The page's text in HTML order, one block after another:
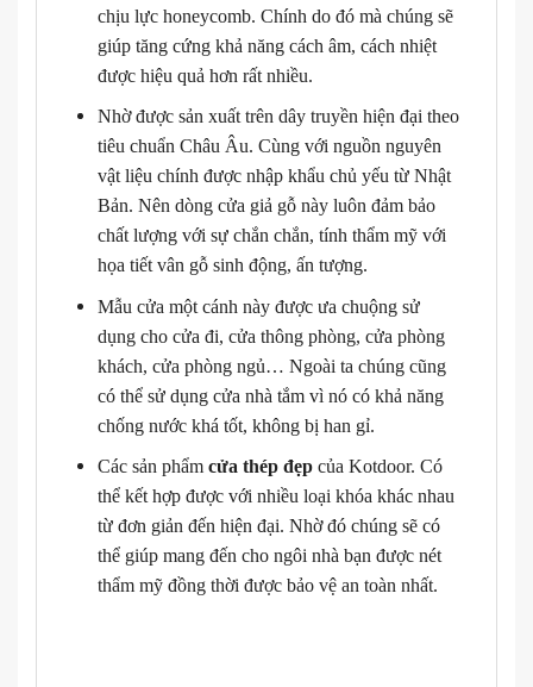
chịu lực honeycomb. Chính do đó mà chúng sẽ
giúp tăng cứng khả năng cách âm, cách nhiệt
được hiệu quả hơn rất nhiều.
Nhờ được sản xuất trên dây truyền hiện đại theo
tiêu chuẩn Châu Âu. Cùng với nguồn nguyên
vật liệu chính được nhập khẩu chủ yếu từ Nhật
Bản. Nên dòng cửa giả gỗ này luôn đảm bảo
chất lượng với sự chắn chắn, tính thẩm mỹ với
họa tiết vân gỗ sinh động, ấn tượng.
Mẫu cửa một cánh này được ưa chuộng sử
dụng cho cửa đi, cửa thông phòng, cửa phòng
khách, cửa phòng ngủ… Ngoài ta chúng cũng
có thể sử dụng cửa nhà tắm vì nó có khả năng
chống nước khá tốt, không bị han gỉ.
Các sản phẩm cửa thép đẹp của Kotdoor. Có
thể kết hợp được với nhiều loại khóa khác nhau
từ đơn giản đến hiện đại. Nhờ đó chúng sẽ có
thể giúp mang đến cho ngôi nhà bạn được nét
thẩm mỹ đồng thời được bảo vệ an toàn nhất.